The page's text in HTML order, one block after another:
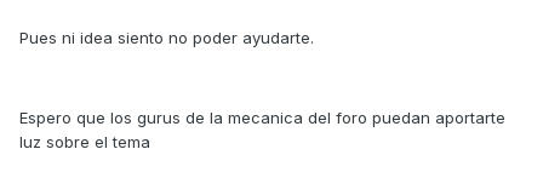
Pues ni idea siento no poder ayudarte.
Espero que los gurus de la mecanica del foro puedan aportarte
luz sobre el tema